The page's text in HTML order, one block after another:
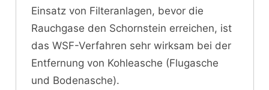
Einsatz von Filteranlagen, bevor die
Rauchgase den Schornstein erreichen, ist
das WSF-Verfahren sehr wirksam bei der
Entfernung von Kohleasche (Flugasche
und Bodenasche).